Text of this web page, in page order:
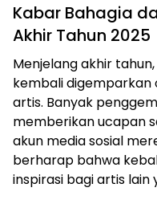
Kabar Bahagia
Akhir Tahun 2025
Menjelang akhir
kembali
artis. Banyak
memberikan ucapan
akun media sosial
berharap bahwa
inspirasi bagi artis lain